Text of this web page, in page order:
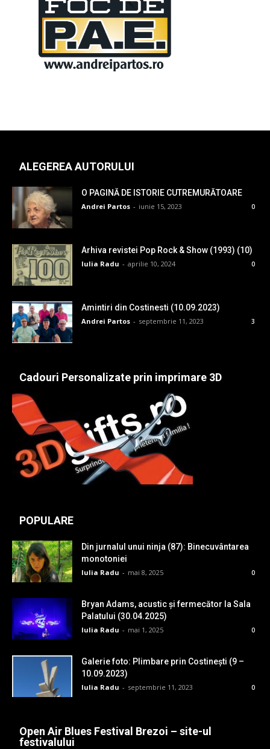
ALEGEREA AUTORULUI
O PAGINĂ DE ISTORIE CUTREMURĂTOARE
Andrei Partos - iunie 15, 2023 0
Arhiva revistei Pop Rock & Show (1993) (10)
Iulia Radu - aprilie 10, 2024 0
Amintiri din Costinesti (10.09.2023)
Andrei Partos - septembrie 11, 2023 3
Cadouri Personalizate prin imprimare 3D
POPULARE
Din jurnalul unui ninja (87): Binecuvântarea
monotoniei
Iulia Radu - mai 8, 2025 0
Bryan Adams, acustic și fermecător la Sala
Palatului (30.04.2025)
Iulia Radu - mai 1, 2025 0
Galerie foto: Plimbare prin Costinești (9 –
10.09.2023)
Iulia Radu - septembrie 11, 2023 0
Open Air Blues Festival Brezoi – site-ul
festivalului